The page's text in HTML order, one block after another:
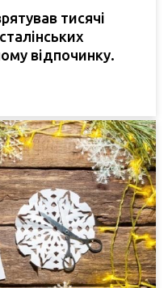
тисячі
відпочинку.